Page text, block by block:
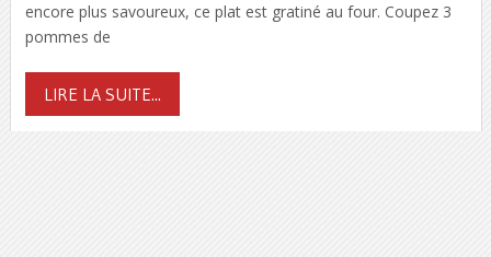
encore plus savoureux, ce plat est gratiné au four. Coupez 3
pommes de
LIRE LA SUITE...